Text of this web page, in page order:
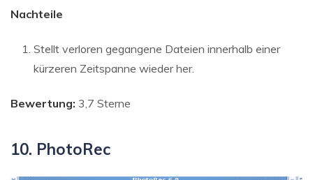
Nachteile
Stellt verloren gegangene Dateien innerhalb einer
kürzeren Zeitspanne wieder her.
Bewertung: 3,7 Sterne
10. PhotoRec